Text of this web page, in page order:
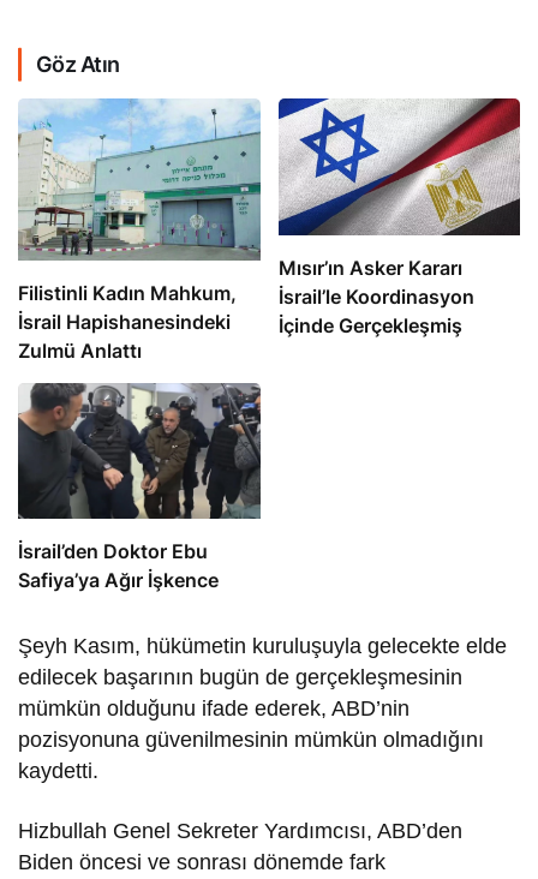
Göz Atın
Filistinli Kadın Mahkum,
İsrail Hapishanesindeki
Zulmü Anlattı
Mısır’ın Asker Kararı
İsrail’le Koordinasyon
İçinde Gerçekleşmiş
İsrail’den Doktor Ebu
Safiya’ya Ağır İşkence
Şeyh Kasım, hükümetin kuruluşuyla gelecekte elde
edilecek başarının bugün de gerçekleşmesinin
mümkün olduğunu ifade ederek, ABD’nin
pozisyonuna güvenilmesinin mümkün olmadığını
kaydetti.
Hizbullah Genel Sekreter Yardımcısı, ABD’den
Biden öncesi ve sonrası dönemde fark